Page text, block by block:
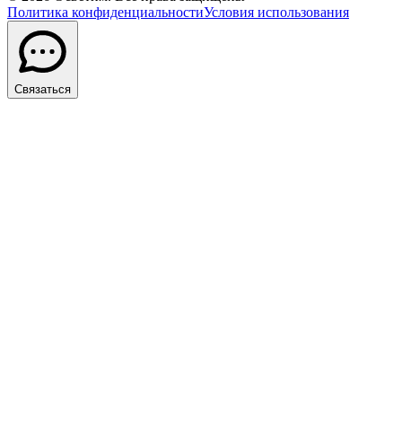
Политика конфиденциальностиУсловия использования
Связаться